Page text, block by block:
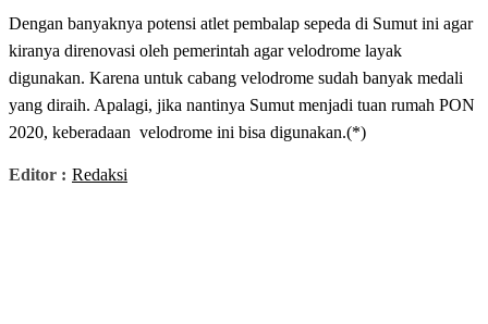
Dengan banyaknya potensi atlet pembalap sepeda di Sumut ini agar
kiranya direnovasi oleh pemerintah agar velodrome layak
digunakan. Karena untuk cabang velodrome sudah banyak medali
yang diraih. Apalagi, jika nantinya Sumut menjadi tuan rumah PON
2020, keberadaan velodrome ini bisa digunakan.(*)
Editor : Redaksi